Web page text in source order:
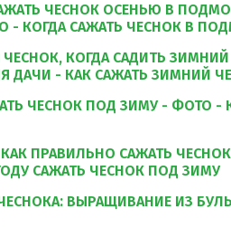
ЧЕСНОК ОСЕНЬЮ В
- КОГДА САЖАТЬ ЧЕСНОК В
КОГДА САДИТЬ
ДАЧИ - КАК САЖАТЬ ЗИМНИЙ
ЧЕСНОК ПОД ЗИМУ - ФОТО -
ПРАВИЛЬНО САЖАТЬ
САЖАТЬ ЧЕСНОК ПОД ЗИМУ
ВЫРАЩИВАНИЕ ИЗ